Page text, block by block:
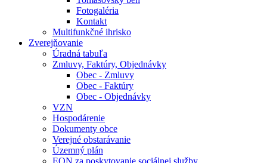
Fotogaléria
Kontakt
Multifunkčné ihrisko
Zverejňovanie
Úradná tabuľa
Zmluvy, Faktúry, Objednávky
Obec - Zmluvy
Obec - Faktúry
Obec - Objednávky
VZN
Hospodárenie
Dokumenty obce
Verejné obstarávanie
Územný plán
EON za poskytovanie sociálnej služby